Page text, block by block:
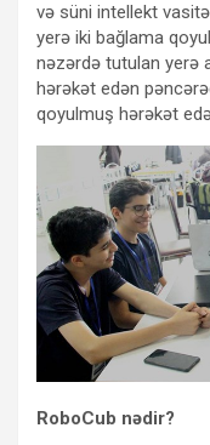
və süni intellekt
yerə iki bağlama
nəzərdə tutulan yerə
hərəkət edən
qoyulmuş hərəkət
RoboCub nədir?